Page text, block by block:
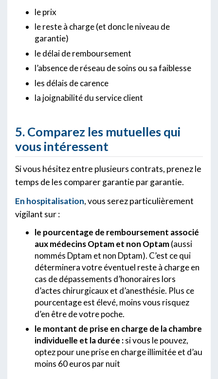
le prix
le reste à charge (et donc le niveau de
garantie)
le délai de remboursement
l’absence de réseau de soins ou sa faiblesse
les délais de carence
la joignabilité du service client
5. Comparez les mutuelles qui
vous intéressent
Si vous hésitez entre plusieurs contrats, prenez le
temps de les comparer garantie par garantie.
En hospitalisation, vous serez particulièrement
vigilant sur :
le pourcentage de remboursement associé
aux médecins Optam et non Optam(aussi
nommés Dptam et non Dptam). C’est ce qui
déterminera votre éventuel reste à charge en
cas de dépassements d’honoraires lors
d’actes chirurgicaux et d’anesthésie. Plus ce
pourcentage est élevé, moins vous risquez
d’en être de votre poche.
le montant de prise en charge de la chambre
individuelle et la durée :si vous le pouvez,
optez pour une prise en charge illimitée et d’au
moins 60 euros par nuit